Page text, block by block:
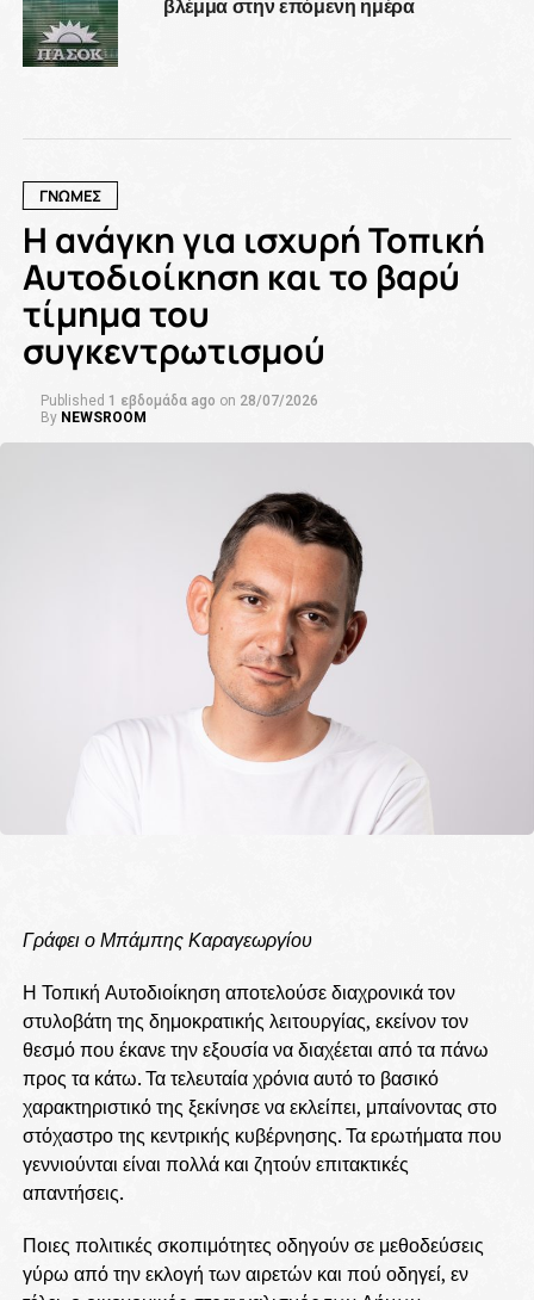
ΓΝΩΜΕΣ
Η ανάγκη για ισχυρή Τοπική
Αυτοδιοίκηση και το βαρύ
τίμημα του
συγκεντρωτισμού
Published 1 εβδομάδα ago on 28/07/2026
By NEWSROOM
Γράφει ο Μπάμπης Καραγεωργίου
Η Τοπική Αυτοδιοίκηση αποτελούσε διαχρονικά τον
στυλοβάτη της δημοκρατικής λειτουργίας, εκείνον τον
θεσμό που έκανε την εξουσία να διαχέεται από τα πάνω
προς τα κάτω. Τα τελευταία χρόνια αυτό το βασικό
χαρακτηριστικό της ξεκίνησε να εκλείπει, μπαίνοντας στο
στόχαστρο της κεντρικής κυβέρνησης. Τα ερωτήματα που
γεννιούνται είναι πολλά και ζητούν επιτακτικές
απαντήσεις.
Ποιες πολιτικές σκοπιμότητες οδηγούν σε μεθοδεύσεις
γύρω από την εκλογή των αιρετών και πού οδηγεί, εν